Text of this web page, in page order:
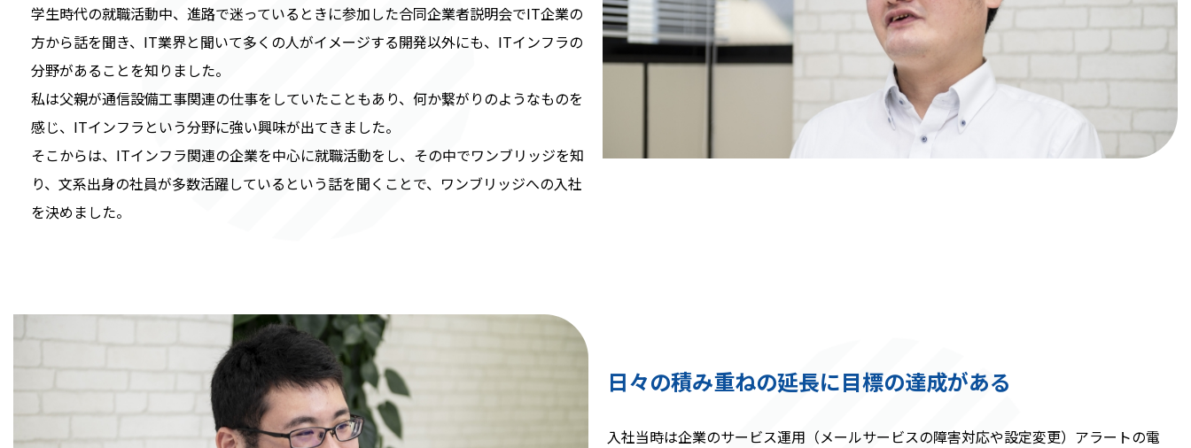
学生時代の就職活動中、進路で迷っているときに参加した合同企業者説明会でIT企業の
方から話を聞き、IT業界と聞いて多くの人がイメージする開発以外にも、ITインフラの
分野があることを知りました。
私は父親が通信設備工事関連の仕事をしていたこともあり、何か繋がりのようなものを
感じ、ITインフラという分野に強い興味が出てきました。
そこからは、ITインフラ関連の企業を中心に就職活動をし、その中でワンブリッジを知
り、文系出身の社員が多数活躍しているという話を聞くことで、ワンブリッジへの入社
を決めました。
日々の積み重ねの延長に目標の達成がある
入社当時は企業のサービス運用（メールサービスの障害対応や設定変更）アラートの電